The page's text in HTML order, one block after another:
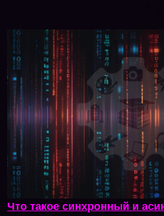
Что такое синхронный и